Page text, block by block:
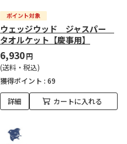
ウェッジウッド ジャスパー
タオルケット【慶事用】
6,930円
(送料・税込)
獲得ポイント : 69
詳細 カートに入れる